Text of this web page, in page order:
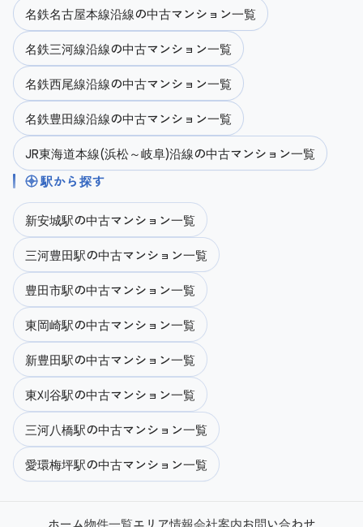
名鉄名古屋本線沿線の中古マンション一覧
名鉄三河線沿線の中古マンション一覧
名鉄西尾線沿線の中古マンション一覧
名鉄豊田線沿線の中古マンション一覧
JR東海道本線(浜松～岐阜)沿線の中古マンション一覧
駅から探す
新安城駅の中古マンション一覧
三河豊田駅の中古マンション一覧
豊田市駅の中古マンション一覧
東岡崎駅の中古マンション一覧
新豊田駅の中古マンション一覧
東刈谷駅の中古マンション一覧
三河八橋駅の中古マンション一覧
愛環梅坪駅の中古マンション一覧